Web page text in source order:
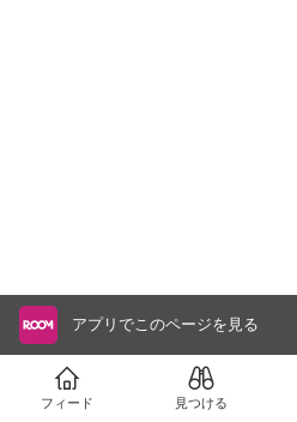
アプリでこのページを見る
フィード 見つける